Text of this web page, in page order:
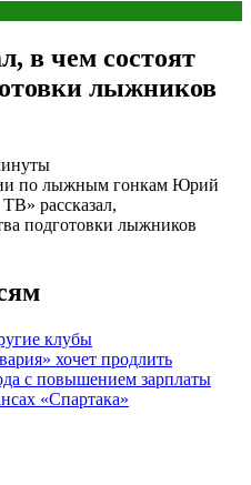
в чем состоят
лыжников
по лыжным гонкам Юрий
рассказал,
подготовки лыжников
клубы
хочет продлить
с повышением зарплаты
«Спартака»